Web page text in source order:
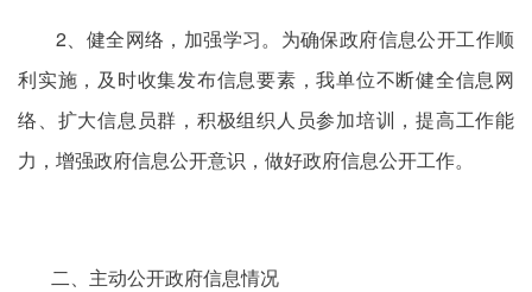
2、健全网络，加强学习。为确保政府信息公开工作顺
利实施，及时收集发布信息要素，我单位不断健全信息网
络、扩大信息员群，积极组织人员参加培训，提高工作能
力，增强政府信息公开意识，做好政府信息公开工作。
二、主动公开政府信息情况